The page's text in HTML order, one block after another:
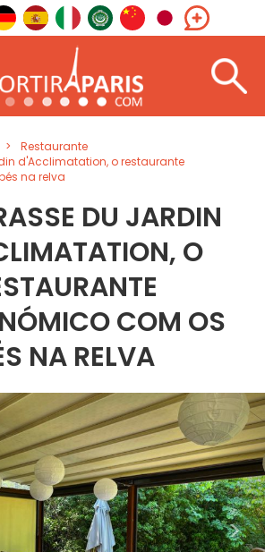
Restaurante
d'Acclimatation, o restaurante
na relva
DU JARDIN
O
COM OS
NA RELVA
>